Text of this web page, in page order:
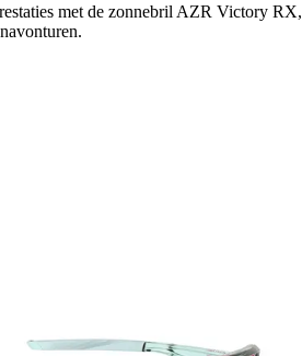
met de zonnebril AZR Victory RX,